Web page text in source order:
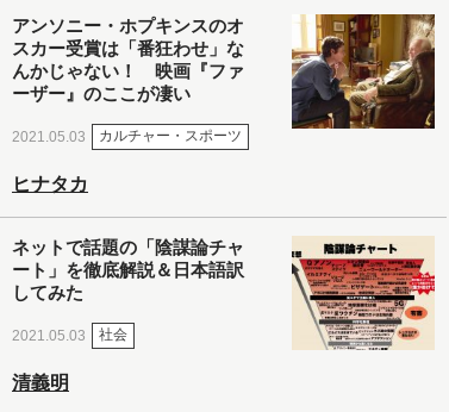
アンソニー・ホプキンスのオ
スカー受賞は「番狂わせ」な
んかじゃない！ 映画『ファ
ーザー』のここが凄い
2021.05.03 カルチャー・スポーツ
ヒナタカ
ネットで話題の「陰謀論チャ
ート」を徹底解説＆日本語訳
してみた
2021.05.03 社会
清義明